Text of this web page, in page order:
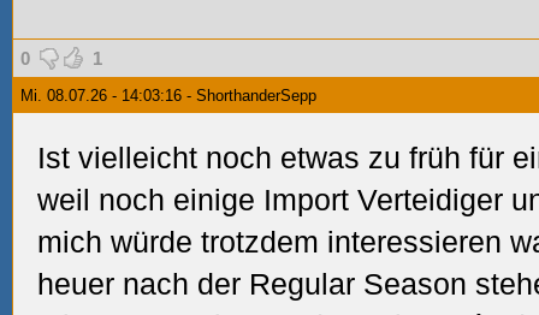
0 1
Mi. 08.07.26 - 14:03:16 - ShorthanderSepp
Ist vielleicht noch etwas zu früh für
weil noch einige Import Verteidiger
mich würde trotzdem interessieren
heuer nach der Regular Season